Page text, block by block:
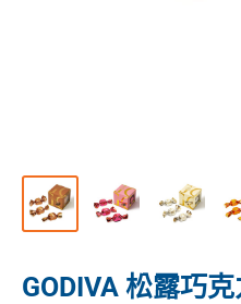
GODIVA 松露巧